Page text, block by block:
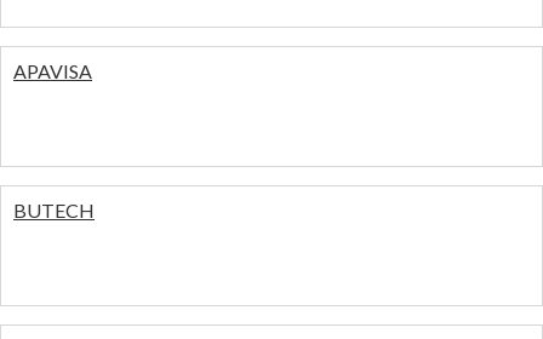
APAVISA
BUTECH